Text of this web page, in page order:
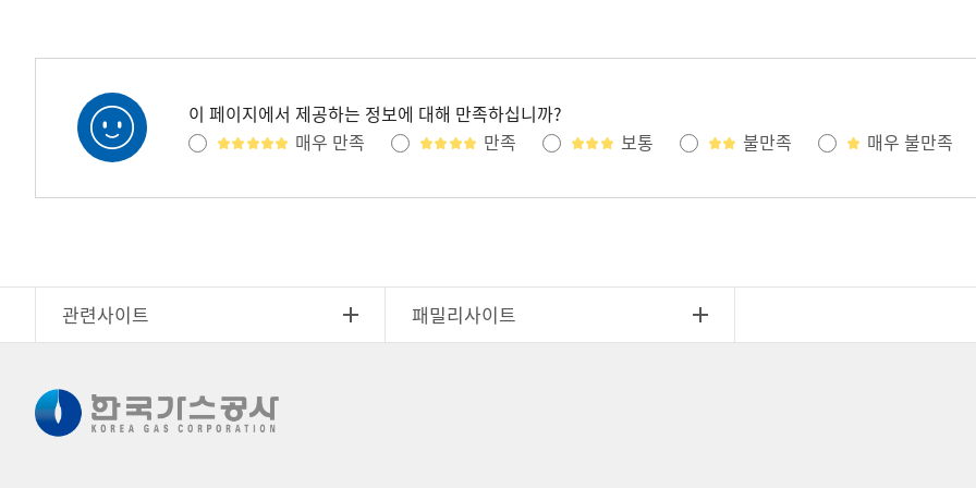
이 페이지에서 제공하는 정보에 대해 만족하십니까?
매우 만족
만족 보통 불만족 매우 불만족
관련사이트 패밀리사이트